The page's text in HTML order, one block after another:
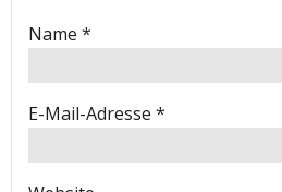
Name *
E-Mail-Adresse *